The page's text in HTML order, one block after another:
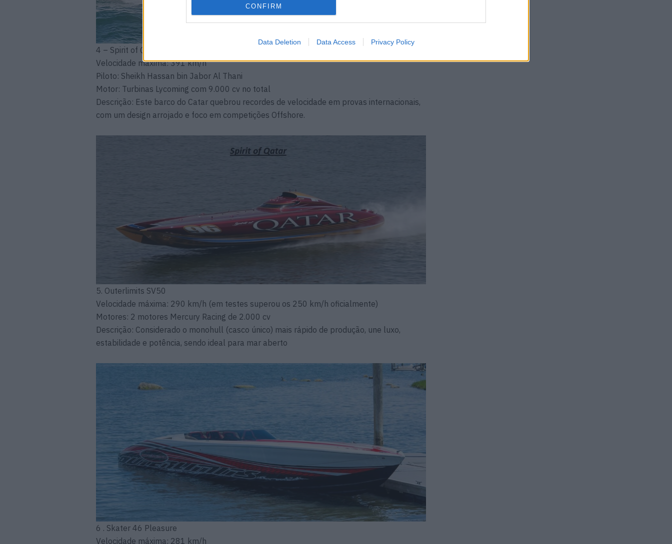
CONFIRM
Data Deletion Data Access Privacy Policy
4 – Spirit of Qatar
Velocidade máxima: 391 km/h
Piloto: Sheikh Hassan bin Jabor Al Thani
Motor: Turbinas Lycoming com 9.000 cv no total
Descrição: Este barco do Catar quebrou recordes de velocidade em provas internacionais,
com um design arrojado e foco em competições Offshore.
5. Outerlimits SV50
Velocidade máxima: 290 km/h (em testes superou os 250 km/h oficialmente)
Motores: 2 motores Mercury Racing de 2.000 cv
Descrição: Considerado o monohull (casco único) mais rápido de produção, une luxo,
estabilidade e potência, sendo ideal para mar aberto
6 . Skater 46 Pleasure
Velocidade máxima: 281 km/h